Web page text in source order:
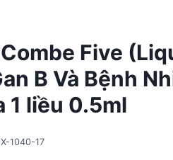
Five
B Và Bệnh
1 liều 0.5ml
1040-17